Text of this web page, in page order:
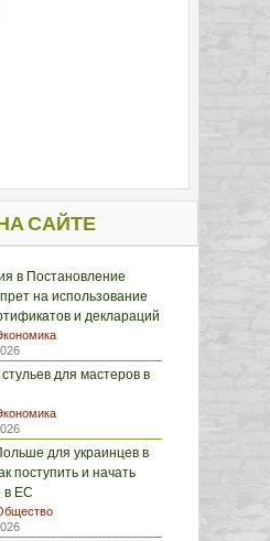
САЙТЕ
в Постановление
на использование
и деклараций
для мастеров в
для украинцев в
поступить и начать
в ЕС